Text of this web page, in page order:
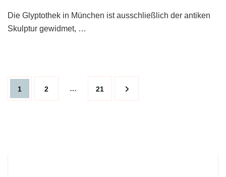
Die Glyptothek in München ist ausschließlich der antiken
Skulptur gewidmet, …
Beitragsnavigation
Page
1 Page
2 … Page
21